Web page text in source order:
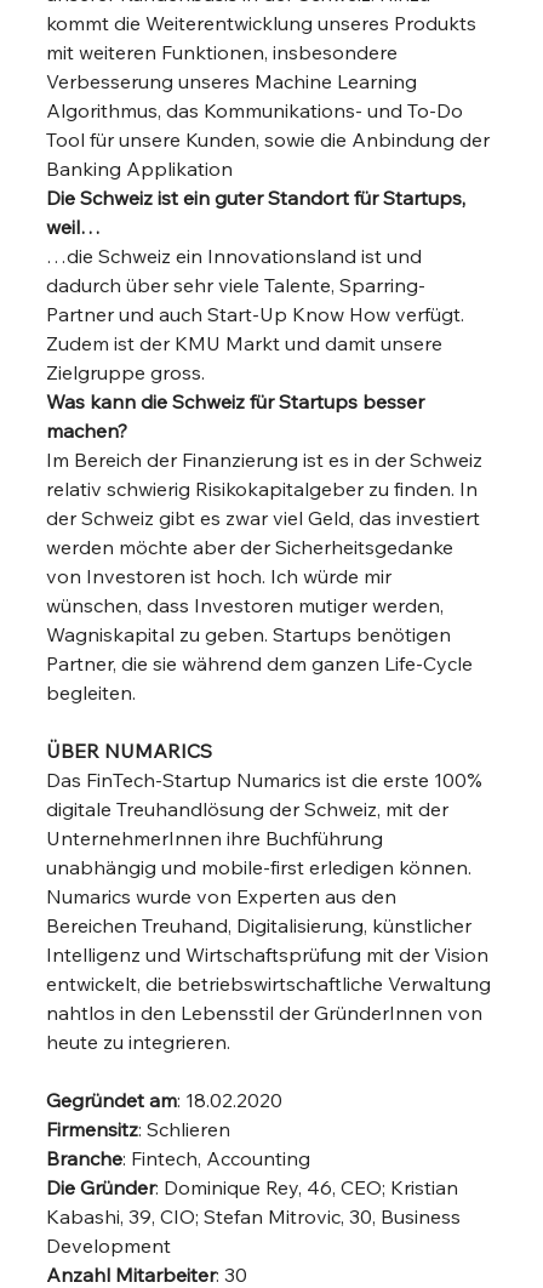
kommt die Weiterentwicklung unseres Produkts
mit weiteren Funktionen, insbesondere
Verbesserung unseres Machine Learning
Algorithmus, das Kommunikations- und To-Do
Tool für unsere Kunden, sowie die Anbindung der
Banking Applikation
Die Schweiz ist ein guter Standort für Startups,
weil…
…die Schweiz ein Innovationsland ist und
dadurch über sehr viele Talente, Sparring-
Partner und auch Start-Up Know How verfügt.
Zudem ist der KMU Markt und damit unsere
Zielgruppe gross.
Was kann die Schweiz für Startups besser
machen?
Im Bereich der Finanzierung ist es in der Schweiz
relativ schwierig Risikokapitalgeber zu finden. In
der Schweiz gibt es zwar viel Geld, das investiert
werden möchte aber der Sicherheitsgedanke
von Investoren ist hoch. Ich würde mir
wünschen, dass Investoren mutiger werden,
Wagniskapital zu geben. Startups benötigen
Partner, die sie während dem ganzen Life-Cycle
begleiten.
ÜBER NUMARICS
Das FinTech-Startup Numarics ist die erste 100%
digitale Treuhandlösung der Schweiz, mit der
UnternehmerInnen ihre Buchführung
unabhängig und mobile-first erledigen können.
Numarics wurde von Experten aus den
Bereichen Treuhand, Digitalisierung, künstlicher
Intelligenz und Wirtschaftsprüfung mit der Vision
entwickelt, die betriebswirtschaftliche Verwaltung
nahtlos in den Lebensstil der GründerInnen von
heute zu integrieren.
Gegründet am: 18.02.2020
Firmensitz: Schlieren
Branche: Fintech, Accounting
Die Gründer: Dominique Rey, 46, CEO; Kristian
Kabashi, 39, CIO; Stefan Mitrovic, 30, Business
Development
Anzahl Mitarbeiter: 30